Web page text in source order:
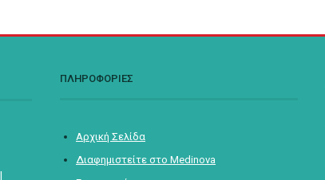
ΠΛΗΡΟΦΟΡΙΕΣ
Αρχική Σελίδα
Διαφημιστείτε στο Medinova